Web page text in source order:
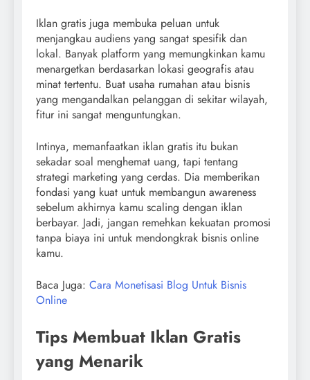
Iklan gratis juga membuka peluan untuk
menjangkau audiens yang sangat spesifik dan
lokal. Banyak platform yang memungkinkan kamu
menargetkan berdasarkan lokasi geografis atau
minat tertentu. Buat usaha rumahan atau bisnis
yang mengandalkan pelanggan di sekitar wilayah,
fitur ini sangat menguntungkan.
Intinya, memanfaatkan iklan gratis itu bukan
sekadar soal menghemat uang, tapi tentang
strategi marketing yang cerdas. Dia memberikan
fondasi yang kuat untuk membangun awareness
sebelum akhirnya kamu scaling dengan iklan
berbayar. Jadi, jangan remehkan kekuatan promosi
tanpa biaya ini untuk mendongkrak bisnis online
kamu.
Baca Juga: Cara Monetisasi Blog Untuk Bisnis
Online
Tips Membuat Iklan Gratis
yang Menarik